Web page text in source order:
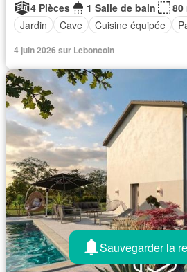
4 Pièces
1 Salle de bain
80
Jardin
Cave Cuisine équipée
4 juin 2026 sur Leboncoin
Sauvegarder la